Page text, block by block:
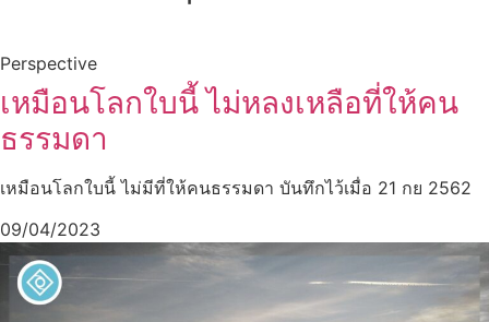
Perspective
เหมือนโลกใบนี้ ไม่หลงเหลือที่ให้คน
ธรรมดา
เหมือนโลกใบนี้ ไม่มีที่ให้คนธรรมดา บันทึกไว้เมื่อ 21 กย 2562
09/04/2023